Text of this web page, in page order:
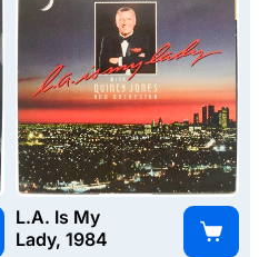
L.A. Is My
Lady, 1984